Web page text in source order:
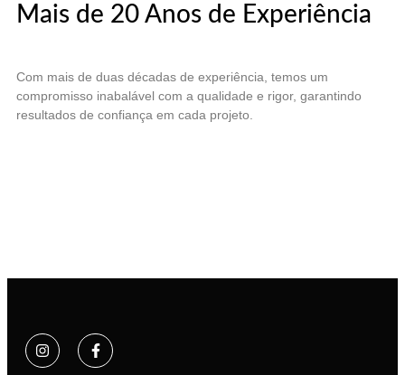
Mais de 20 Anos de Experiência
Com mais de duas décadas de experiência, temos um
compromisso inabalável com a qualidade e rigor, garantindo
resultados de confiança em cada projeto.